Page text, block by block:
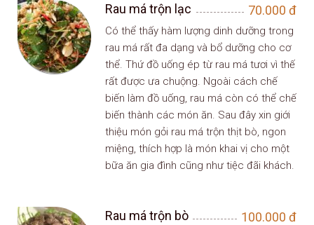
70.000 đ
Rau má trộn lạc
Có thể thấy hàm lượng dinh dưỡng trong
rau má rất đa dạng và bổ dưỡng cho cơ
thể. Thứ đồ uống ép từ rau má tươi vì thế
rất được ưa chuộng. Ngoài cách chế
biến làm đồ uống, rau má còn có thể chế
biến thành các món ăn. Sau đây xin giới
thiệu món gỏi rau má trộn thịt bò, ngon
miệng, thích hợp là món khai vị cho một
bữa ăn gia đình cũng như tiệc đãi khách.
100.000 đ
Rau má trộn bò